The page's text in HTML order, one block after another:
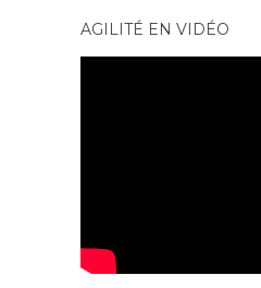
AGILITÉ EN VIDÉO